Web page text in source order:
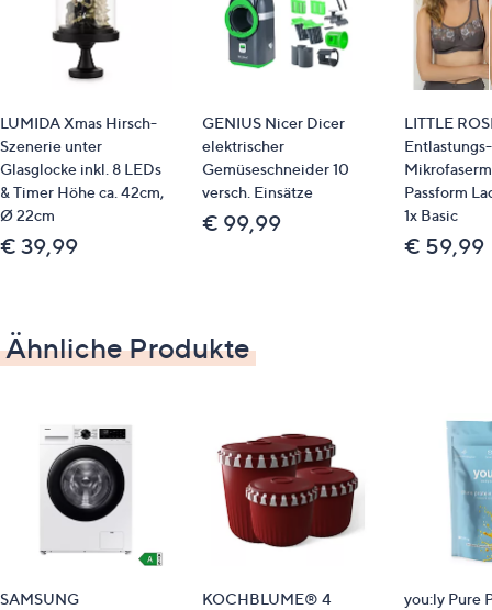
biozirkulärer Kunststoff
Maße
Identifikationsnummer
GTIN: 4002942558744
Bitte beachten
eine Packstation bestellbar.
LUMIDA Xmas Hirsch-
Szenerie unter
Glasglocke inkl. 8 LEDs
& Timer Höhe ca. 42cm,
Ø 22cm
€ 39,99
GENIUS Nicer Dicer
elektrischer
Gemüseschneider 10
versch. Einsätze
€ 99,99
LITTLE
Passform
1x Basic
€ 59,99
Ähnliche Produkte
SAMSUNG
KOCHBLUME® 4
you:ly Pure